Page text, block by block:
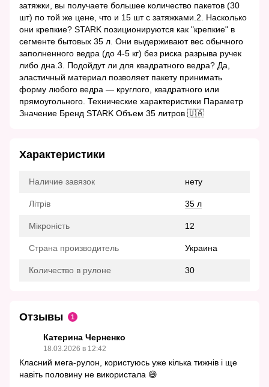
затяжки, вы получаете большее количество пакетов (30
шт) по той же цене, что и 15 шт с затяжками.2. Насколько
они крепкие? STARK позиционируются как "крепкие" в
сегменте бытовых 35 л. Они выдерживают вес обычного
заполненного ведра (до 4-5 кг) без риска разрыва ручек
либо дна.3. Подойдут ли для квадратного ведра? Да,
эластичный материал позволяет пакету принимать
форму любого ведра — круглого, квадратного или
прямоугольного. Технические характеристики Параметр
Значение Бренд STARK Объем 35 литров 🇺🇦
Характеристики
Наличие завязок нету
Літрів 35 л
Мікроність 12
Страна производитель Украина
Количество в рулоне 30
Отзывы 1
Катерина Черненко
18.03.2026 в 12:42
Класний мега-рулон, користуюсь уже кілька тижнів і ще
навіть половину не використала 😄